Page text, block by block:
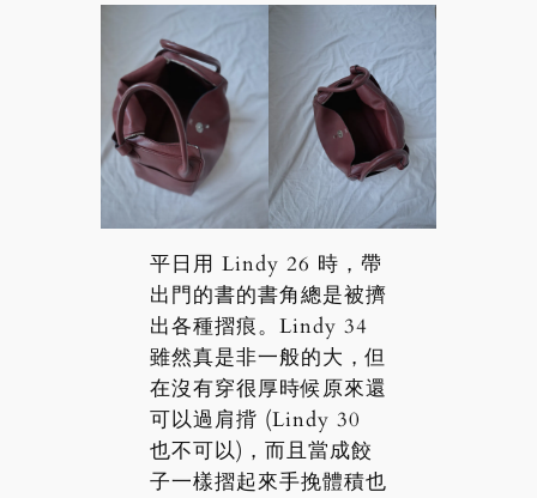
平日用 Lindy 26 時，帶
出門的書的書角總是被擠
出各種摺痕。Lindy 34
雖然真是非一般的大，但
在沒有穿很厚時候原來還
可以過肩揹 (Lindy 30
也不可以)，而且當成餃
子一樣摺起來手挽體積也